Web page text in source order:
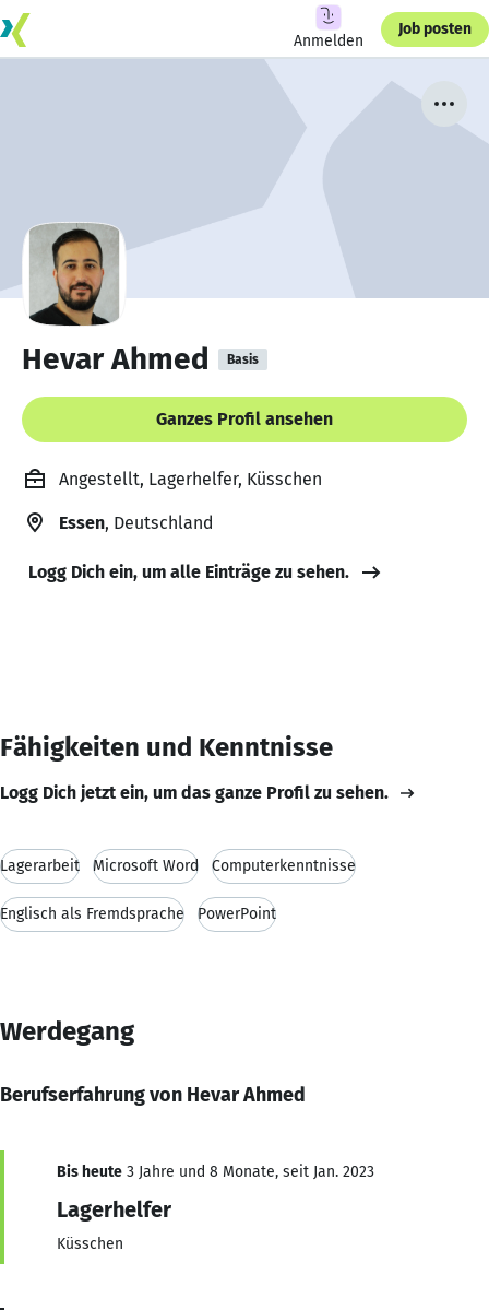
Anmelden
Job posten
Hevar Ahmed Basis
Ganzes Profil ansehen
Angestellt, Lagerhelfer, Küsschen
Essen, Deutschland
Logg Dich ein, um alle Einträge zu sehen.
Fähigkeiten und Kenntnisse
Logg Dich jetzt ein, um das ganze Profil zu sehen.
Lagerarbeit Microsoft Word Computerkenntnisse
Englisch als Fremdsprache PowerPoint
Werdegang
Berufserfahrung von Hevar Ahmed
Bis heute 3 Jahre und 8 Monate, seit Jan. 2023
Lagerhelfer
Küsschen